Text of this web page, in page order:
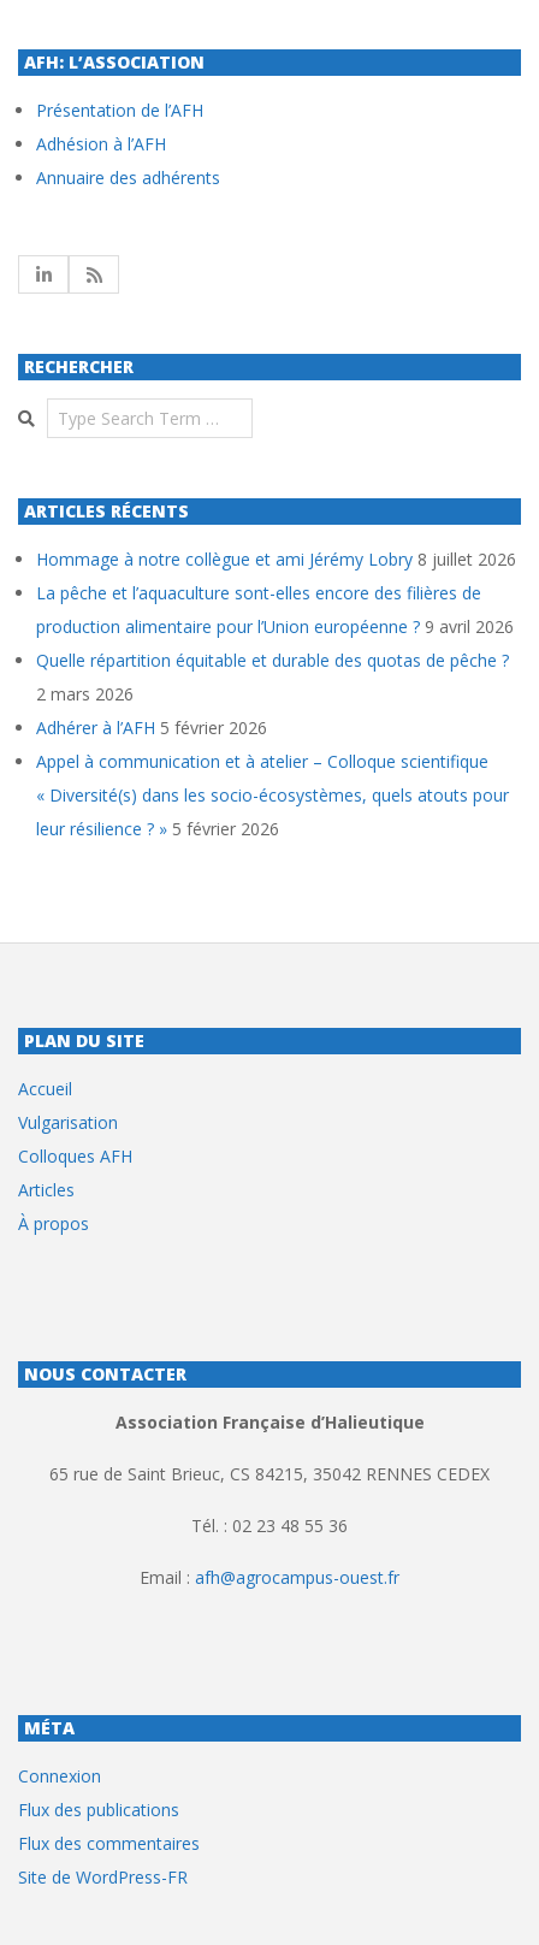
AFH: L’ASSOCIATION
Présentation de l’AFH
Adhésion à l’AFH
Annuaire des adhérents
RECHERCHER
Search
ARTICLES RÉCENTS
Hommage à notre collègue et ami Jérémy Lobry 8 juillet 2026
La pêche et l’aquaculture sont-elles encore des filières de
production alimentaire pour l’Union européenne ? 9 avril 2026
Quelle répartition équitable et durable des quotas de pêche ?
2 mars 2026
Adhérer à l’AFH 5 février 2026
Appel à communication et à atelier – Colloque scientifique
« Diversité(s) dans les socio-écosystèmes, quels atouts pour
leur résilience ? » 5 février 2026
PLAN DU SITE
Accueil
Vulgarisation
Colloques AFH
Articles
À propos
NOUS CONTACTER
Association Française d’Halieutique
65 rue de Saint Brieuc, CS 84215, 35042 RENNES CEDEX
Tél. : 02 23 48 55 36
Email : afh@agrocampus-ouest.fr
MÉTA
Connexion
Flux des publications
Flux des commentaires
Site de WordPress-FR